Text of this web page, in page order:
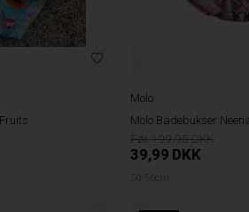
Molo
Molo Badebukser
199,95
39,99 DKK
50/56cm